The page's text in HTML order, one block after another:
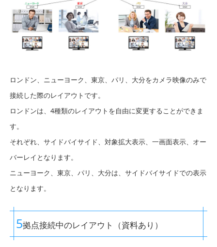
ロンドン、ニューヨーク、東京、パリ、大分をカメラ映像のみで
接続した際のレイアウトです。
ロンドンは、4種類のレイアウトを自由に変更することができま
す。
それぞれ、サイドバイサイド、対象拡大表示、一画面表示、オー
バーレイとなります。
ニューヨーク、東京、パリ、大分は、サイドバイサイドでの表示
となります。
5拠点接続中のレイアウト（資料あり）